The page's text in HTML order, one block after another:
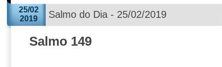
25/02
2019
Salmo do Dia - 25/02/2019
Salmo 149